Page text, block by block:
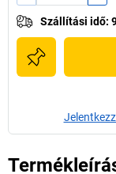
Szállítási idő: